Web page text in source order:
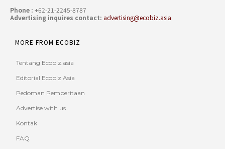
Phone : +62-21-2245-8787
Advertising inquires contact: advertising@ecobiz.asia
MORE FROM ECOBIZ
Tentang Ecobiz.asia
Editorial Ecobiz Asia
Pedoman Pemberitaan
Advertise with us
Kontak
FAQ